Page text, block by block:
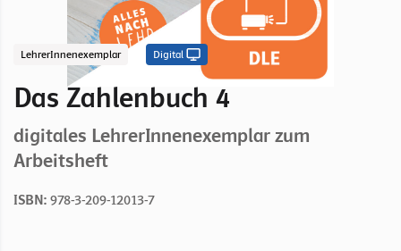
LehrerInnenexemplar Digital
Das Zahlenbuch 4
digitales LehrerInnenexemplar zum
Arbeitsheft
ISBN: 978-3-209-12013-7